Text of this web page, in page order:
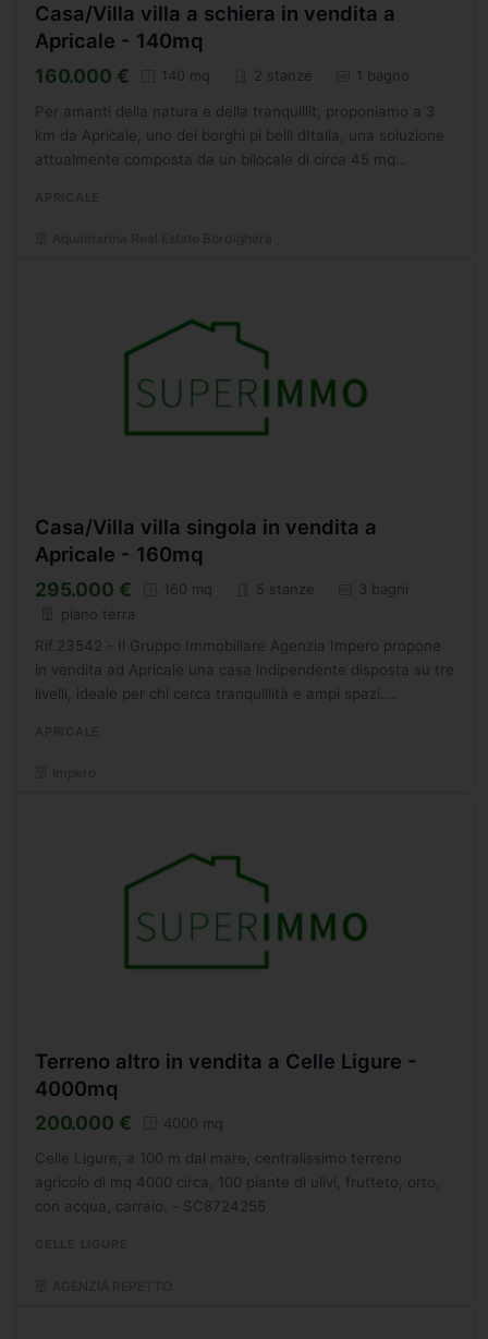
Casa/Villa villa a schiera in vendita a
Apricale - 140mq
160.000 € 140 mq 2 stanze 1 bagno
Per amanti della natura e della tranquillit, proponiamo a 3
km da Apricale, uno dei borghi pi belli dItalia, una soluzione
attualmente composta da un bilocale di circa 45 mq
Casa/Villa villa singola in vendita a
Apricale - 160mq
295.000 € 160 mq 5 stanze
3 bagni
piano terra
Rif.23542 - Il Gruppo Immobiliare Agenzia Impero propone
in vendita ad Apricale una casa indipendente disposta su tre
livelli, ideale per chi cerca tranquillità e ampi spazi.
Terreno altro in vendita a Celle Ligure -
4000mq
200.000 € 4000 mq
Celle Ligure, a 100 m dal mare, centralissimo terreno
agricolo di mq 4000 circa, 100 piante di ulivi, frutteto, orto,
con acqua, carraio. - SC8724255